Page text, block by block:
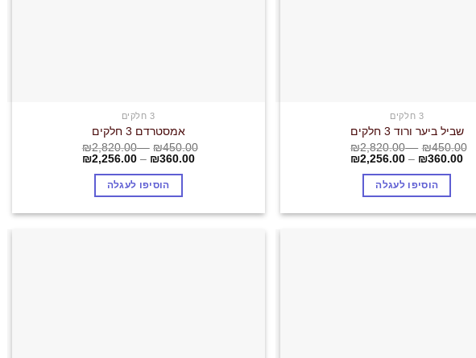
3 חלקים
שביל ביער ורוד 3 חלקים
₪450.00
–
₪2,820.00
₪360.00
–
₪2,256.00
הוסיפו לעגלה
3 חלקים
אמסטרדם 3 חלקים
₪450.00
–
₪2,820.00
₪360.00
–
₪2,256.00
הוסיפו לעגלה